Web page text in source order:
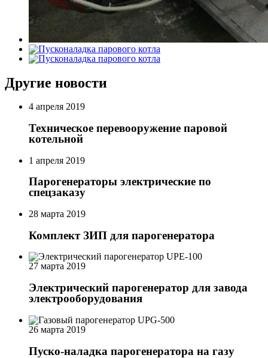
Другие новости
4 апреля 2019
Техническое перевооружение паровой
котельной
1 апреля 2019
Парогенераторы электрические по
спецзаказу
28 марта 2019
Комплект ЗИП для парогенератора
27 марта 2019
Электрический парогенератор для завода
электрооборудования
26 марта 2019
Пуско-наладка парогенератора на газу